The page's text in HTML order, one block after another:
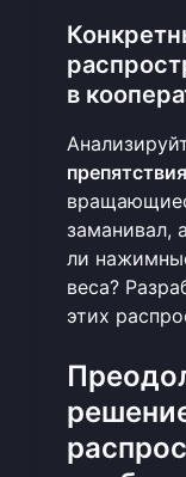
в
заманивал,
ли
веса?
этих